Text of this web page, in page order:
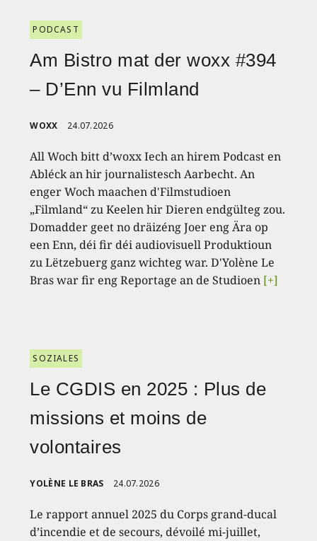
PODCAST
Am Bistro mat der woxx #394
– D’Enn vu Filmland
WOXX 24.07.2026
All Woch bitt d’woxx Iech an hirem Podcast en
Abléck an hir journalistesch Aarbecht. An
enger Woch maachen d'Filmstudioen
„Filmland“ zu Keelen hir Dieren endgülteg zou.
Domadder geet no dräizéng Joer eng Ära op
een Enn, déi fir déi audiovisuell Produktioun
zu Lëtzebuerg ganz wichteg war. D'Yolène Le
Bras war fir eng Reportage an de Studioen [+]
SOZIALES
Le CGDIS en 2025 : Plus de
missions et moins de
volontaires
YOLÈNE LE BRAS 24.07.2026
Le rapport annuel 2025 du Corps grand-ducal
d’incendie et de secours, dévoilé mi-juillet,